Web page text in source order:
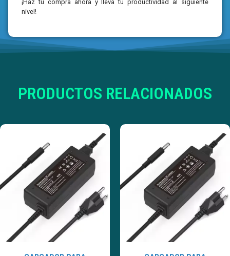
¡Haz tu compra ahora y lleva tu productividad al siguiente
nivel!
PRODUCTOS RELACIONADOS